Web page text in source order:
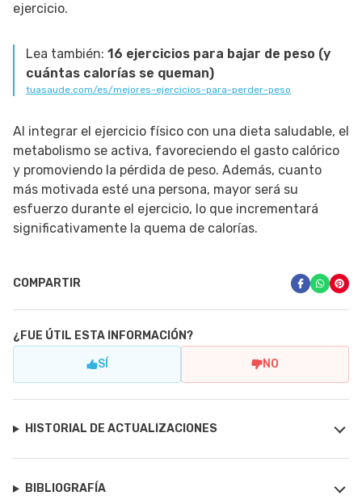
ejercicio.
Lea también: 16 ejercicios para bajar de peso (y
cuántas calorías se queman)
tuasaude.com/es/mejores-ejercicios-para-perder-peso
Al integrar el ejercicio físico con una dieta saludable, el
metabolismo se activa, favoreciendo el gasto calórico
y promoviendo la pérdida de peso. Además, cuanto
más motivada esté una persona, mayor será su
esfuerzo durante el ejercicio, lo que incrementará
significativamente la quema de calorías.
COMPARTIR
¿FUE ÚTIL ESTA INFORMACIÓN?
SÍ NO
HISTORIAL DE ACTUALIZACIONES
BIBLIOGRAFÍA